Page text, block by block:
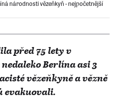
národnosti vězeňkyň - nejpočetnější
před 75 lety v
Berlína asi 3
vězeňkyně a vězně
evakuovali.